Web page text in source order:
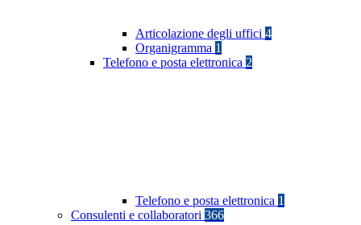
Articolazione degli uffici 4
Organigramma 1
Telefono e posta elettronica 2
Telefono e posta elettronica 1
Consulenti e collaboratori 366